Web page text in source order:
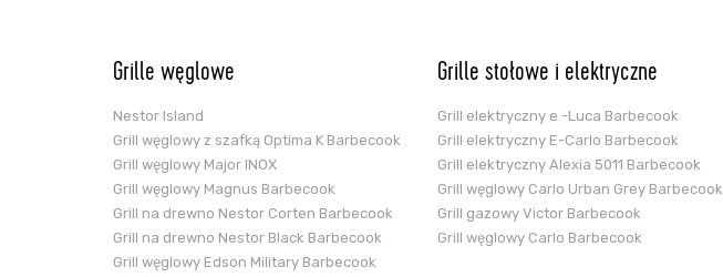
Grille węglowe
Nestor Island
Grill węglowy z szafką Optima K Barbecook
Grill węglowy Major INOX
Grill węglowy Magnus Barbecook
Grill na drewno Nestor Corten Barbecook
Grill na drewno Nestor Black Barbecook
Grill węglowy Edson Military Barbecook
Grille stołowe i elektryczne
Grill elektryczny e -Luca Barbecook
Grill elektryczny E-Carlo Barbecook
Grill elektryczny Alexia 5011 Barbecook
Grill węglowy Carlo Urban Grey Barbecook
Grill gazowy Victor Barbecook
Grill węglowy Carlo Barbecook